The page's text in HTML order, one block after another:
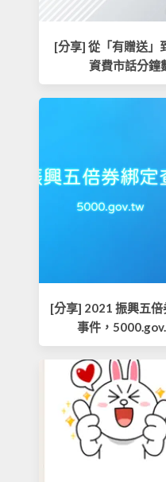
[分享] 從「有贈送」
資費市話分鐘
[分享] 2021 振興五
事件，